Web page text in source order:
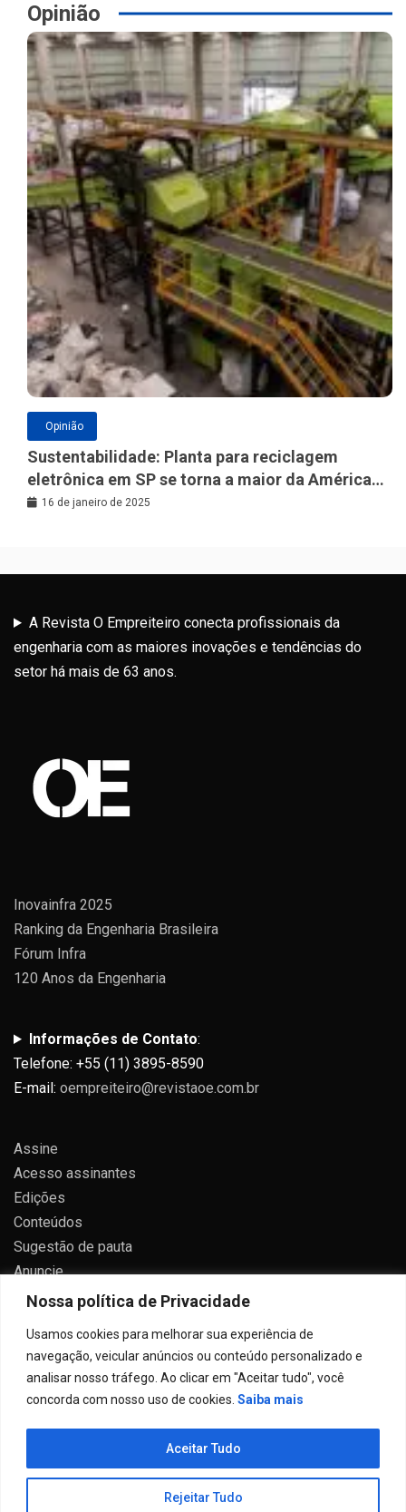
Nossa política de Privacidade
Usamos cookies para melhorar sua experiência de
navegação, veicular anúncios ou conteúdo personalizado e
analisar nosso tráfego. Ao clicar em "Aceitar tudo", você
concorda com nosso uso de cookies. Saiba mais
Rejeitar Tudo
Aceitar Tudo
Opinião
Opinião
Sustentabilidade: Planta para reciclagem
eletrônica em SP se torna a maior da América
Latina
16 de janeiro de 2025
A Revista O Empreiteiro conecta profissionais da
engenharia com as maiores inovações e tendências do
setor há mais de 63 anos.
Inovainfra 2025
Ranking da Engenharia Brasileira
Fórum Infra
120 Anos da Engenharia
Informações de Contato:
Telefone: +55 (11) 3895-8590
E-mail: oempreiteiro@revistaoe.com.br
Assine
Acesso assinantes
Edições
Conteúdos
Sugestão de pauta
Anuncie
Contato
Todos direitos reservados 2024.
Proudly powered by WordPress|Theme: Allure News
Candid Themes